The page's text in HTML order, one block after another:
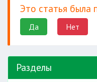
Это статья была
Да Нет
Разделы